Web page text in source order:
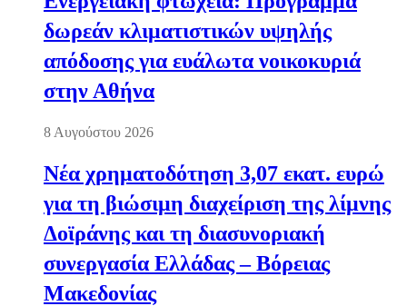
δωρεάν κλιματιστικών υψηλής
απόδοσης για ευάλωτα νοικοκυριά
στην Αθήνα
8 Αυγούστου 2026
Νέα χρηματοδότηση 3,07 εκατ. ευρώ
για τη βιώσιμη διαχείριση της λίμνης
Δοϊράνης και τη διασυνοριακή
συνεργασία Ελλάδας – Βόρειας
Μακεδονίας